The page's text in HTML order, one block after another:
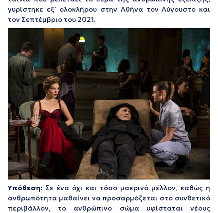
γυρίστηκε εξ’ ολοκλήρου στην Αθήνα τον Αύγουστο και
τον Σεπτέμβριο του 2021.
Υπόθεση: Σε ένα όχι και τόσο μακρινό μέλλον, καθώς η
ανθρωπότητα μαθαίνει να προσαρμόζεται στο συνθετικό
περιβάλλον, το ανθρώπινο σώμα υφίσταται νέους